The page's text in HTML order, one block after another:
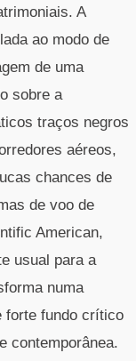
A
ao modo de
de uma
sobre a
traços negros
aéreos,
chances de
de voo de
American,
usual para a
numa
forte fundo crítico
contemporânea.